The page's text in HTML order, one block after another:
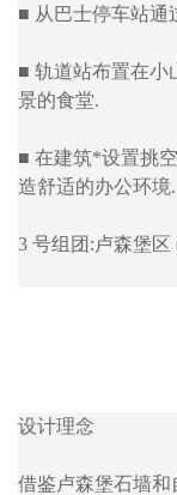
■ 从巴士停车站通
■ 轨道站布置在小
景的食堂.
■ 在建筑*设置挑空
造舒适的办公环境.
3 号组团:卢森堡区
设计理念
借鉴卢森堡石墙和